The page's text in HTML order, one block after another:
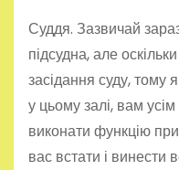
Суддя. Зазвичай
підсудна, але
засідання суду, тому
у цьому залі, вам
виконати функцію
вас встати і винести